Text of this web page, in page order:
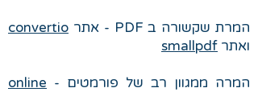
המרת שקשורה ב PDF - אתר
convertio
ואתר smallpdf
המרה ממגוון רב של פורמטים - online